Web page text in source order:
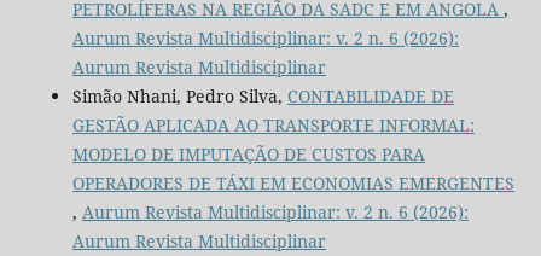
PETROLÍFERAS NA REGIÃO DA SADC E EM ANGOLA ,
Aurum Revista Multidisciplinar: v. 2 n. 6 (2026):
Aurum Revista Multidisciplinar
Simão Nhani, Pedro Silva, CONTABILIDADE DE
GESTÃO APLICADA AO TRANSPORTE INFORMAL:
MODELO DE IMPUTAÇÃO DE CUSTOS PARA
OPERADORES DE TÁXI EM ECONOMIAS EMERGENTES
, Aurum Revista Multidisciplinar: v. 2 n. 6 (2026):
Aurum Revista Multidisciplinar